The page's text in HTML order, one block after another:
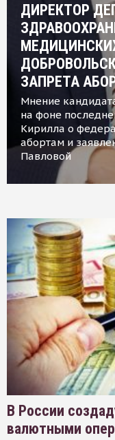
ДИРЕКТОР
ЗАПРЕТА
Мнение
на фоне
Кирилла о
абортам и
Павловой
В России
валютными